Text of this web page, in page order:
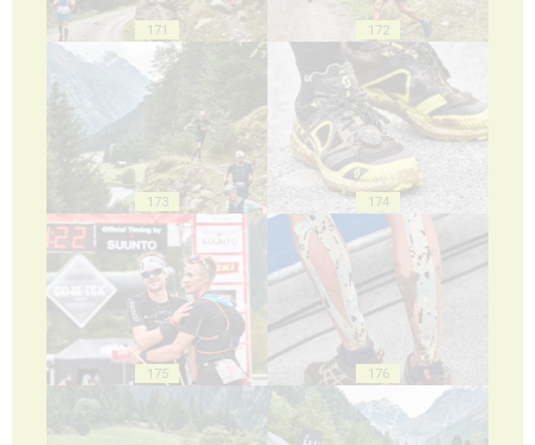
171 172
173 174
175 176